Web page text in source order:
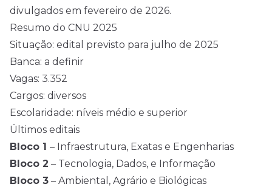
divulgados em fevereiro de 2026.
Resumo do CNU 2025
Situação: edital previsto para julho de 2025
Banca: a definir
Vagas: 3.352
Cargos: diversos
Escolaridade: níveis médio e superior
Últimos editais
Bloco 1 – Infraestrutura, Exatas e Engenharias
Bloco 2 – Tecnologia, Dados, e Informação
Bloco 3 – Ambiental, Agrário e Biológicas